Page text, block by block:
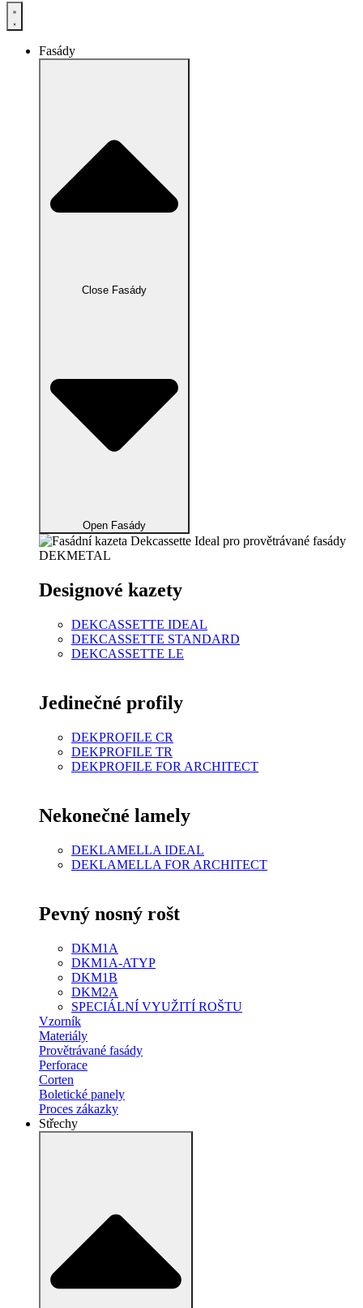
Fasády
Close Fasády
Open Fasády
Designové kazety
DEKCASSETTE IDEAL
DEKCASSETTE STANDARD
DEKCASSETTE LE
Jedinečné profily
DEKPROFILE CR
DEKPROFILE TR
DEKPROFILE FOR ARCHITECT
Nekonečné lamely
DEKLAMELLA IDEAL
DEKLAMELLA FOR ARCHITECT
Pevný nosný rošt
DKM1A
DKM1A-ATYP
DKM1B
DKM2A
SPECIÁLNÍ VYUŽITÍ ROŠTU
Vzorník
Materiály
Provětrávané fasády
Perforace
Corten
Boletické panely
Proces zákazky
Střechy